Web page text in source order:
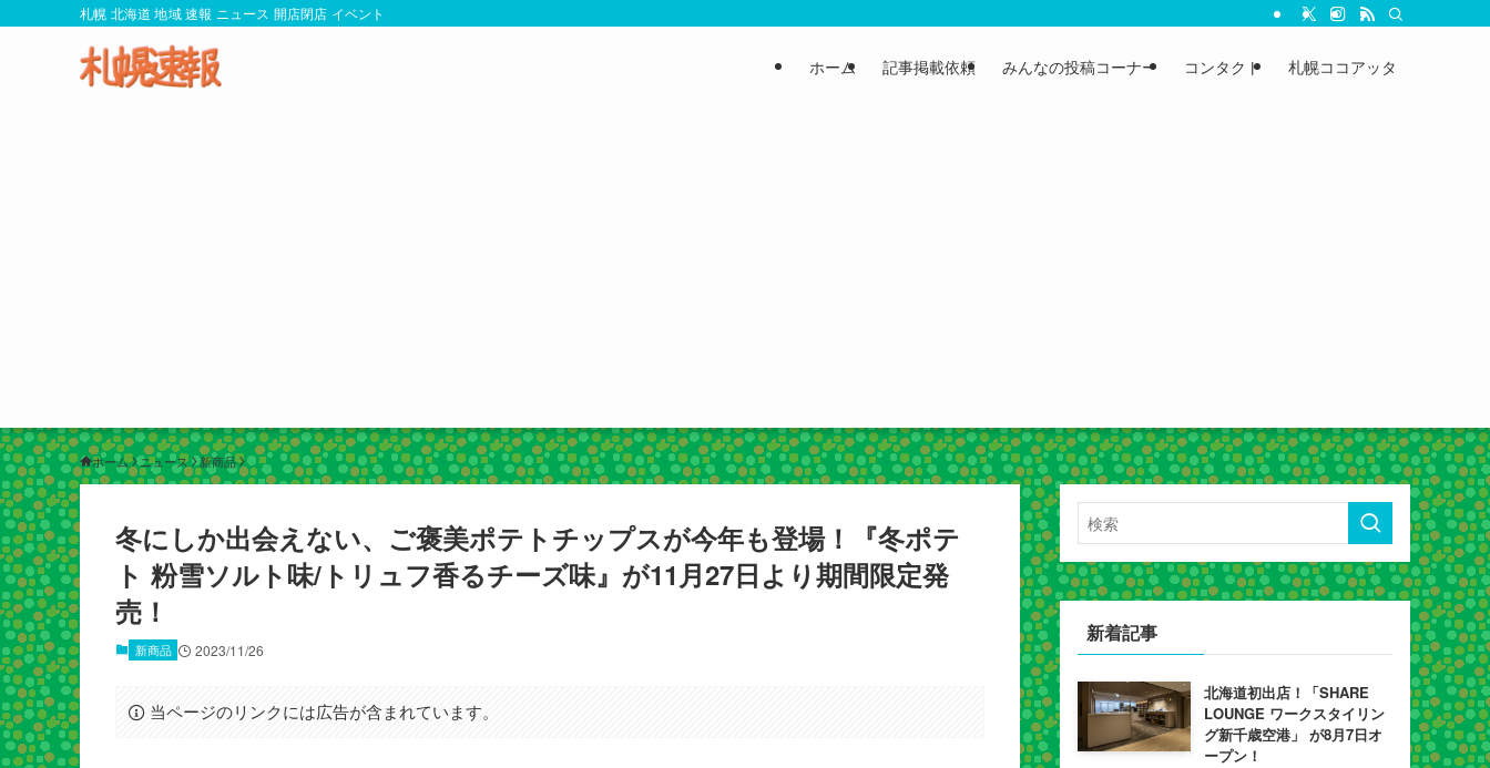
札幌 北海道 地域 速報 ニュース 開店閉店 イベント
ホーム 記事掲載依頼 みんなの投稿コーナー コンタクト 札幌ココアッタ
ホーム ニュース 新商品
冬にしか出会えない、ご褒美ポテトチップスが今年も登場！『冬ポテ
ト 粉雪ソルト味/トリュフ香るチーズ味』が11月27日より期間限定発
売！
新商品 2023/11/26
当ページのリンクには広告が含まれています。
新着記事
北海道初出店！「SHARE
LOUNGE ワークスタイリン
グ新千歳空港」 が8月7日オ
ープン！